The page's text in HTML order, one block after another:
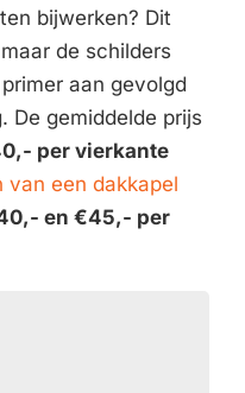
bijwerken? Dit
de schilders
aan gevolgd
De gemiddelde prijs
per vierkante
van een dakkapel
en €45,- per